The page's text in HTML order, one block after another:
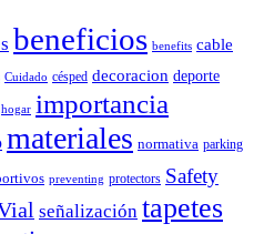
beneficios benefits cable
Cuidado césped decoracion deporte
hogar importancia
materiales normativa parking
preventing protectors Safety
señalización tapetes